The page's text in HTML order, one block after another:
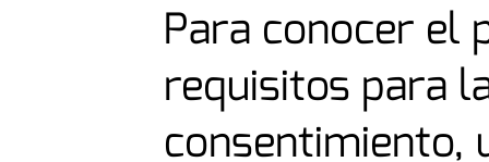
Para conocer el
requisitos para
consentimiento,